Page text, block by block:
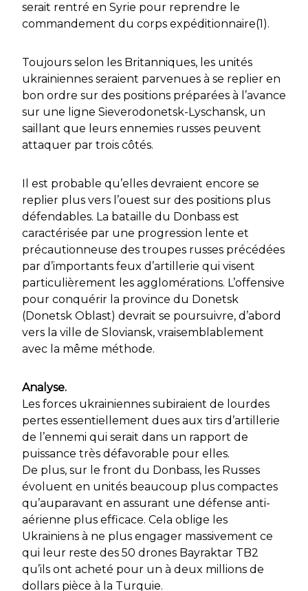
serait rentré en Syrie pour reprendre le
commandement du corps expéditionnaire(1).
Toujours selon les Britanniques, les unités
ukrainiennes seraient parvenues à se replier en
bon ordre sur des positions préparées à l’avance
sur une ligne Sieverodonetsk-Lyschansk, un
saillant que leurs ennemies russes peuvent
attaquer par trois côtés.
Il est probable qu’elles devraient encore se
replier plus vers l’ouest sur des positions plus
défendables. La bataille du Donbass est
caractérisée par une progression lente et
précautionneuse des troupes russes précédées
par d’importants feux d’artillerie qui visent
particulièrement les agglomérations. L’offensive
pour conquérir la province du Donetsk
(Donetsk Oblast) devrait se poursuivre, d’abord
vers la ville de Sloviansk, vraisemblablement
avec la même méthode.
Analyse.
Les forces ukrainiennes subiraient de lourdes
pertes essentiellement dues aux tirs d’artillerie
de l’ennemi qui serait dans un rapport de
puissance très défavorable pour elles.
De plus, sur le front du Donbass, les Russes
évoluent en unités beaucoup plus compactes
qu’auparavant en assurant une défense anti-
aérienne plus efficace. Cela oblige les
Ukrainiens à ne plus engager massivement ce
qui leur reste des 50 drones Bayraktar TB2
qu’ils ont acheté pour un à deux millions de
dollars pièce à la Turquie.